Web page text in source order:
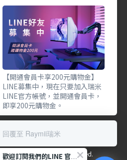
#302
Limited. All Rights Reserved.
【開通會員卡享200元購物金】
LINE募集中，現在只要加入瑞米
LINE官方帳號，並開通會員卡，
即享200元購物金。
回覆至 Raymii瑞米
歡迎訂閱我們的LINE 官方帳號